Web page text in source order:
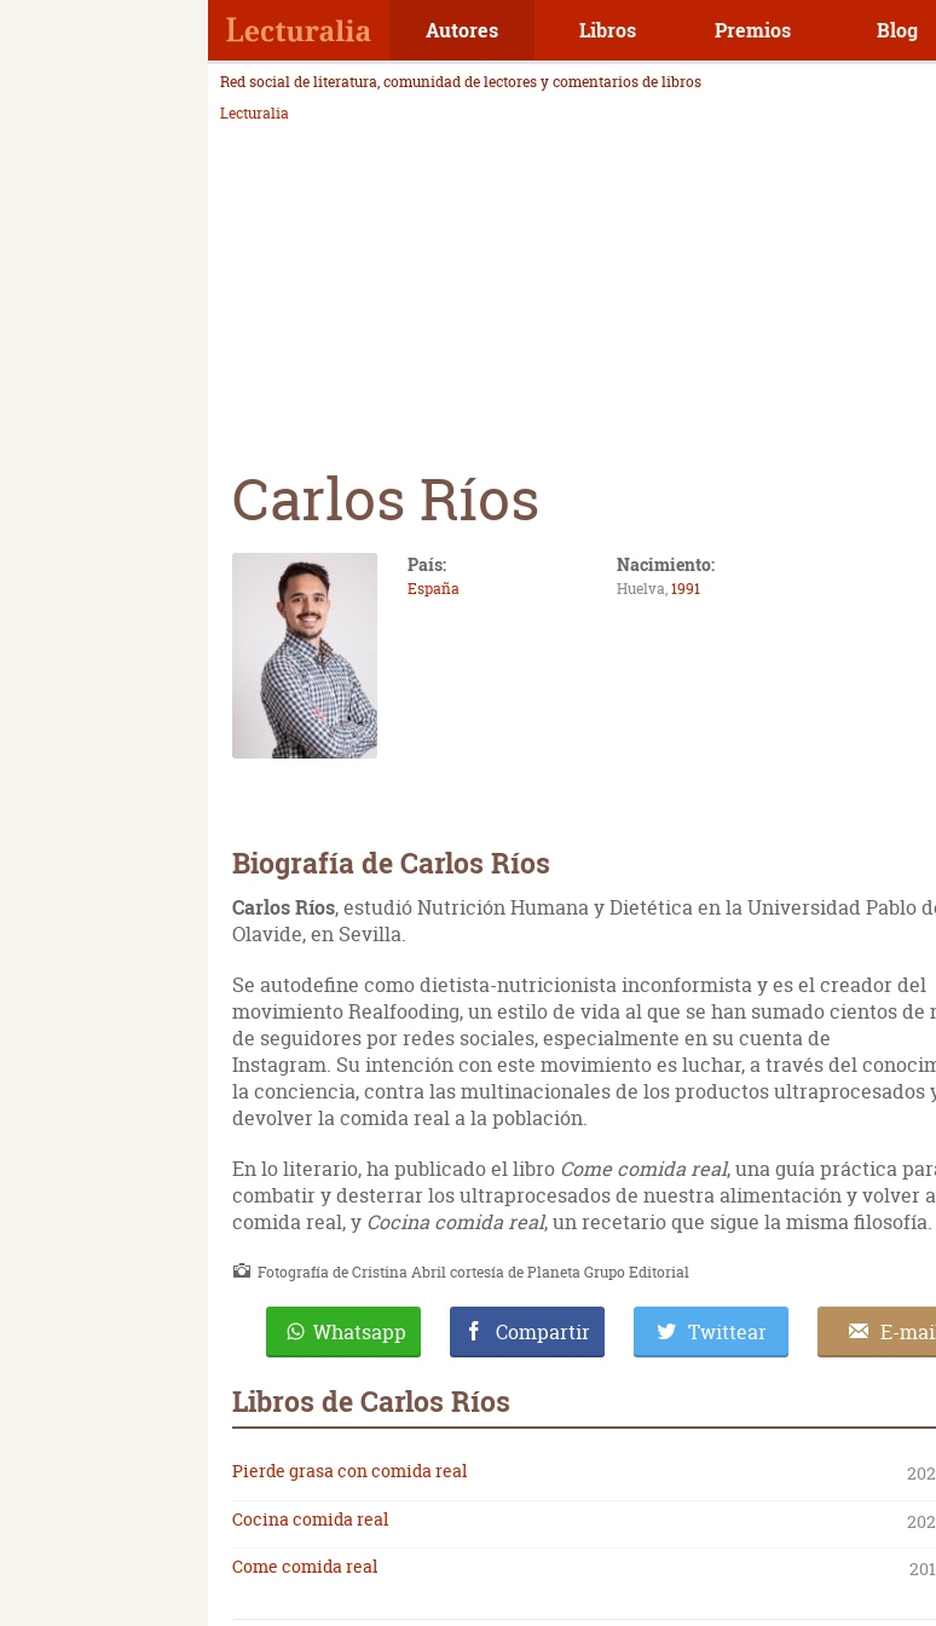
Autores Libros Premios Blog
Red social de literatura, comunidad de lectores y comentarios de libros
Lecturalia
Carlos Ríos
País:
España
Nacimiento:
Huelva,1991
Biografía de Carlos Ríos
Carlos Ríos, estudió Nutrición Humana y Dietética en la Universidad Pablo
Olavide, en Sevilla.
Se autodefine como dietista-nutricionista inconformista y es el creador del
movimiento Realfooding, un estilo de vida al que se han sumado cientos de
de seguidores por redes sociales, especialmente en su cuenta de
Instagram. Su intención con este movimiento es luchar, a través del
la conciencia, contra las multinacionales de los productos ultraprocesados
devolver la comida real a la población.
En lo literario, ha publicado el libro Come comida real, una guía práctica
combatir y desterrar los ultraprocesados de nuestra alimentación y volver
comida real, y Cocina comida real,un recetario que sigue la misma filosofía.
Fotografía de Cristina Abril cortesía de Planeta Grupo Editorial
Whatsapp Compartir Twittear E-
Libros de Carlos Ríos
Pierde grasa con comida real
Cocina comida real
Come comida real